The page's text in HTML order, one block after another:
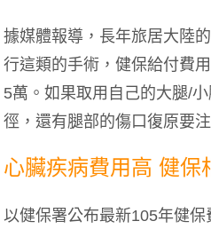
據媒體報導，長年旅居大陸
行這類的手術，健保給付費
5萬。如果取用自己的大腿/
徑，還有腿部的傷口復原要注
心臟疾病費用高 健保
以健保署公布最新105年健保